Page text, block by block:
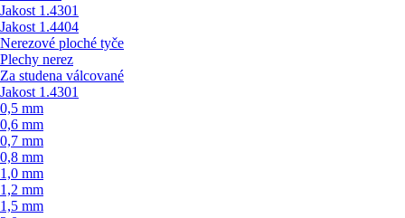
Jakost 1.4301
Jakost 1.4404
Nerezové ploché tyče
Plechy nerez
Za studena válcované
Jakost 1.4301
0,5 mm
0,6 mm
0,7 mm
0,8 mm
1,0 mm
1,2 mm
1,5 mm